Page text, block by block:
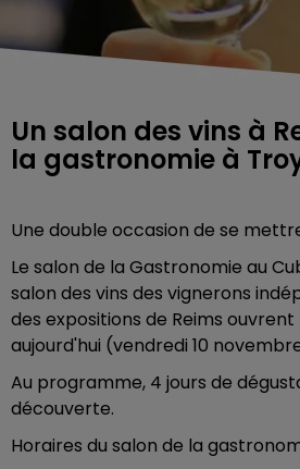
Un salon des vins à
la gastronomie à
Une double occasion de se
Le salon de la Gastronomie au
salon des vins des vignerons
des expositions de Reims
aujourd'hui (vendredi 10
Au programme, 4 jours de
découverte.
Horaires du salon de la